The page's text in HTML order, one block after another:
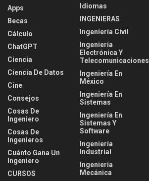
Apps
Becas
Cálculo
ChatGPT
Ciencia
Ciencia De Datos
Cine
Consejos
Cosas De
Ingeniero
Cosas De
Ingenieros
Cuánto Gana Un
Ingeniero
CURSOS
Idiomas
INGENIERAS
Ingeniería Civil
Ingeniería
Electrónica Y
Telecomunicaciones
Ingeniería En
México
Ingeniería En
Sistemas
Ingeniería En
Sistemas Y
Software
Ingeniería
Industrial
Ingeniería
Mecánica